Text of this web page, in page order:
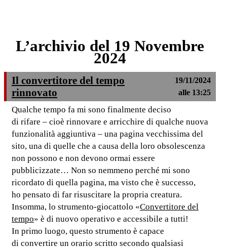
L’archivio del 19 Novembre
2024
Il convertitore del tempo
rinnovato
19/11/2024
alle 13:25
Qualche tempo fa mi sono finalmente deciso
di rifare – cioè rinnovare e arricchire di qualche nuova
funzionalità aggiuntiva – una pagina vecchissima del
sito, una di quelle che a causa della loro obsolescenza
non possono e non devono ormai essere
pubblicizzate… Non so nemmeno perché mi sono
ricordato di quella pagina, ma visto che è successo,
ho pensato di far risuscitare la propria creatura.
Insomma, lo strumento-giocattolo «Convertitore del
tempo» è di nuovo operativo e accessibile a tutti!
In primo luogo, questo strumento è capace
di convertire un orario scritto secondo qualsiasi